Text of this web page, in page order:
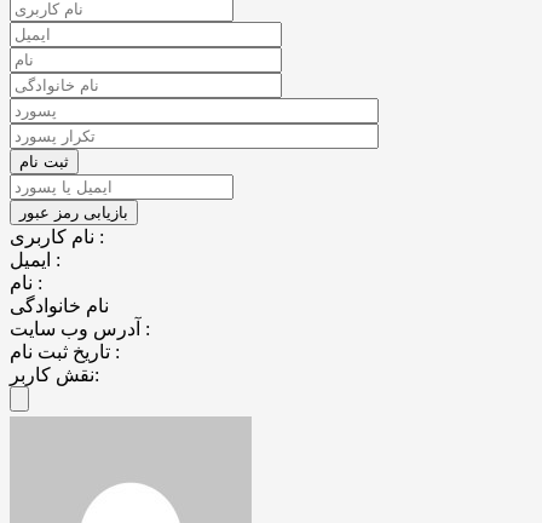
نام کاربری :
ایمیل :
نام :
نام خانوادگی
آدرس وب سایت :
تاریخ ثبت نام :
نقش کاربر: